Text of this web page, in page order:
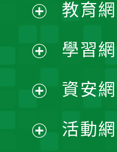
選
單
開
選
單
開
選
單
開
選
開
教育
學習
資安
活動